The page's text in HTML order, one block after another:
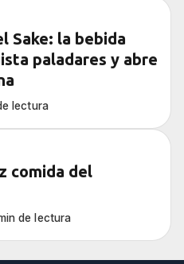
Sake: la bebida
paladares y abre
lectura
comida del
de lectura